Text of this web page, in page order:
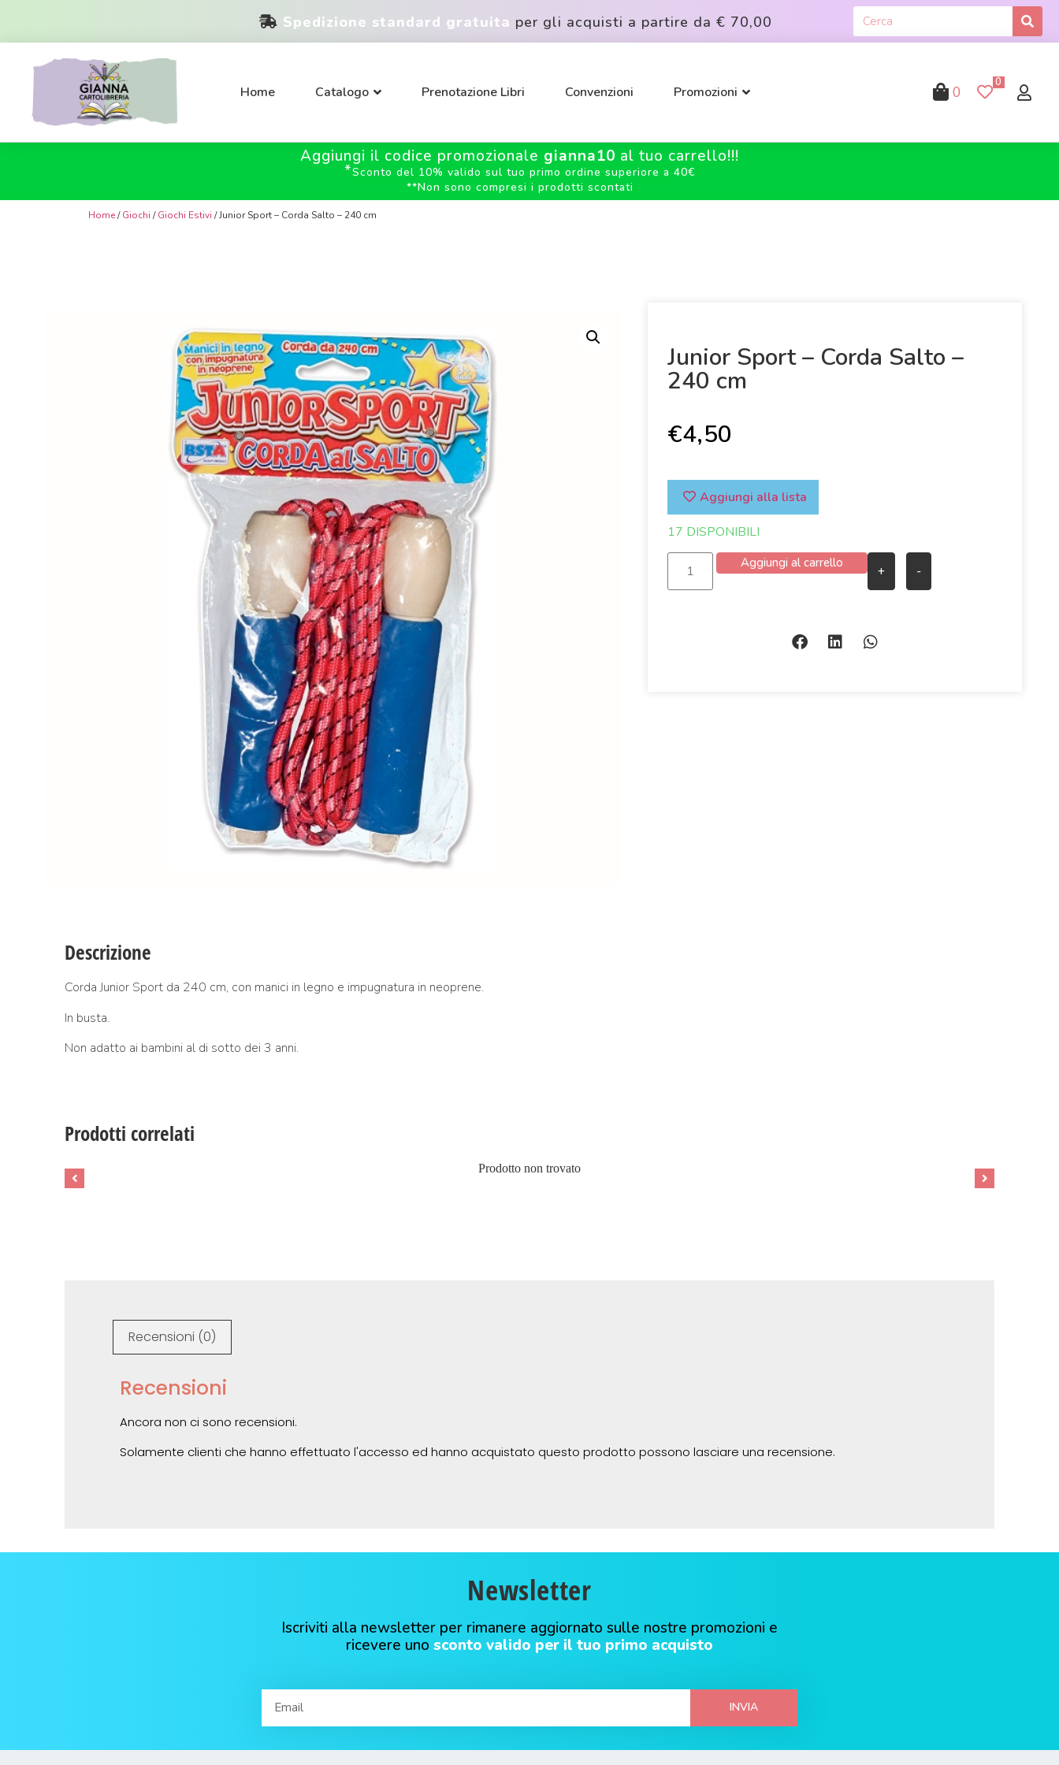
Spedizione standard gratuita per gli acquisti a partire da € 70,00
Home Catalogo Prenotazione Libri Convenzioni Promozioni 0
0
Aggiungi il codice promozionale gianna10 al tuo carrello!!!
*Sconto del 10% valido sul tuo primo ordine superiore a 40€
**Non sono compresi i prodotti scontati
Home/Giochi /Giochi Estivi / Junior Sport – Corda Salto – 240 cm
Junior Sport – Corda Salto –
240 cm
€4,50
Aggiungi alla lista
17 DISPONIBILI
+ -
Aggiungi al carrello
Descrizione
Corda Junior Sport da 240 cm, con manici in legno e impugnatura in neoprene.
In busta.
Non adatto ai bambini al di sotto dei 3 anni.
Prodotti correlati
Prodotto non trovato
Recensioni (0)
Recensioni
Ancora non ci sono recensioni.
Solamente clienti che hanno effettuato l'accesso ed hanno acquistato questo prodotto possono lasciare una recensione.
Newsletter
Iscriviti alla newsletter per rimanere aggiornato sulle nostre promozioni e
ricevere uno sconto valido per il tuo primo acquisto
INVIA